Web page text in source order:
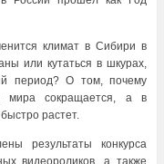
климат в Сибири в
или кутаться в шкурах,
период? О том, почему
мира сокращается, а в
растет.
результаты конкурса